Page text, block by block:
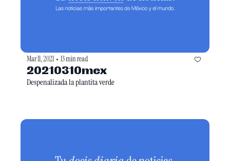
Mar 11, 2021 • 13 min read
20210310mex
Despenalizada la plantita verde